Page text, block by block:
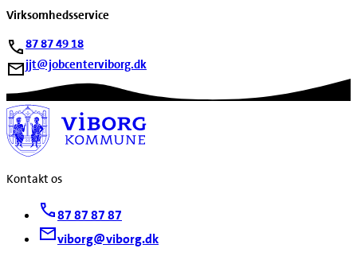
Virksomhedsservice
87 87 49 18
jjt@jobcenterviborg.dk
Kontakt os
87 87 87 87
viborg@viborg.dk